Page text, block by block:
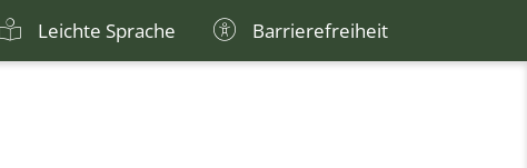
Leichte Sprache Barrierefreiheit